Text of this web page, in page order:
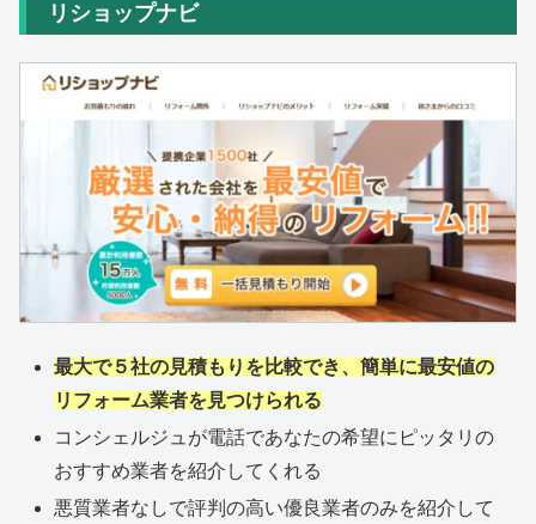
リショップナビ
最大で５社の見積もりを比較でき、簡単に最安値の
リフォーム業者を見つけられる
コンシェルジュが電話であなたの希望にピッタリの
おすすめ業者を紹介してくれる
悪質業者なしで評判の高い優良業者のみを紹介して